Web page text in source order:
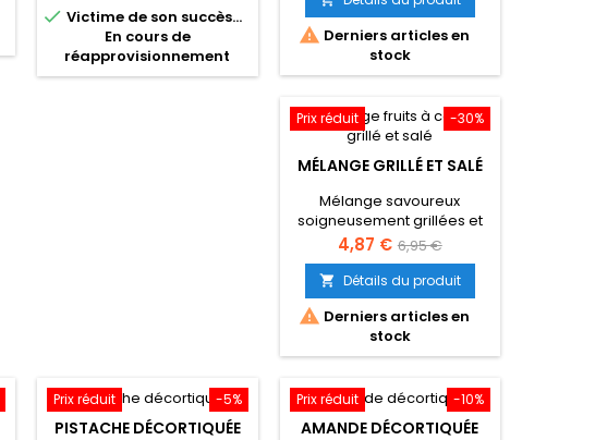
 Victime de son succès...
En cours de
réapprovisionnement
base
 Derniers articles en
stock
-30%
Prix réduit
MÉLANGE GRILLÉ ET SALÉ
Mélange savoureux
soigneusement grillées et
légèrement salées pour un
apéritif croustillant et
gourmand.
Prix
4,87 € Prix
de
base
6,95 €
 Détails du produit
 Derniers articles en
stock
-5%
Prix réduit
PISTACHE DÉCORTIQUÉE
-10%
Prix réduit
AMANDE DÉCORTIQUÉE